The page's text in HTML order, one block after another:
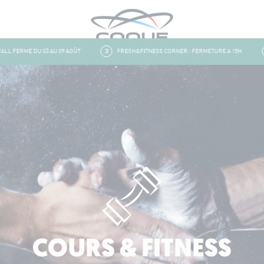
DU 03 AU 09 AOÛT FRESH&FITNESS CORNER : FERMETURE À 15H
COURS & FITNESS